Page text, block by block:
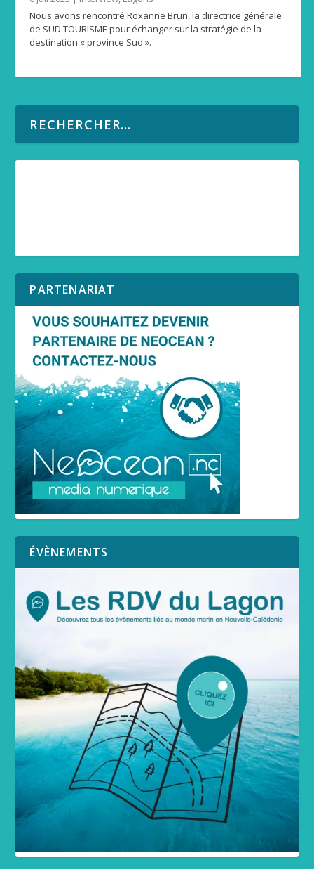
Nous avons rencontré Roxanne Brun, la directrice générale
de SUD TOURISME pour échanger sur la stratégie de la
destination « province Sud ».
PARTENARIAT
ÉVÈNEMENTS